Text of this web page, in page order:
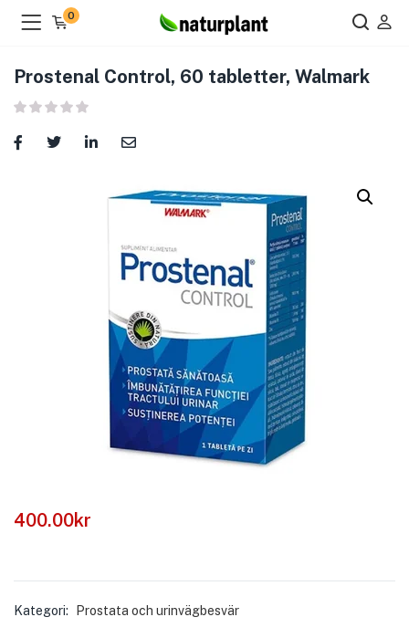
)
0
Prostenal Control, 60 tabletter, Walmark
400.00kr
Kategori: Prostata och urinvägbesvär